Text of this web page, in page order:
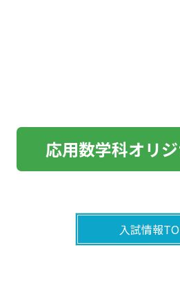
応用数学科オリ
入試情報